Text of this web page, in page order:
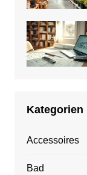
Kategorien
Accessoires
Bad